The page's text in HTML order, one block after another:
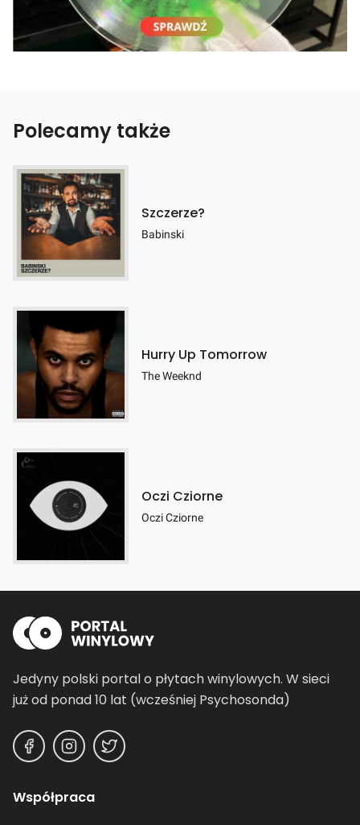
Polecamy także
Szczerze?
Babinski
Hurry Up Tomorrow
The Weeknd
Oczi Cziorne
Oczi Cziorne
Jedyny polski portal o płytach winylowych. W sieci
już od ponad 10 lat (wcześniej Psychosonda)
Współpraca